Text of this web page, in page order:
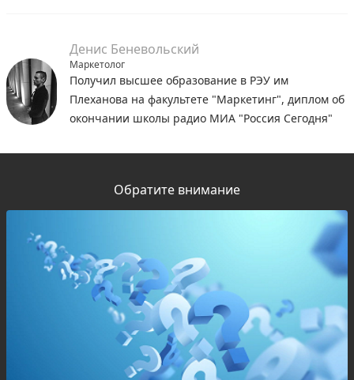
Денис Беневольский
Маркетолог
Получил высшее образование в РЭУ им
Плеханова на факультете "Маркетинг", диплом об
окончании школы радио МИА "Россия Сегодня"
Обратите внимание